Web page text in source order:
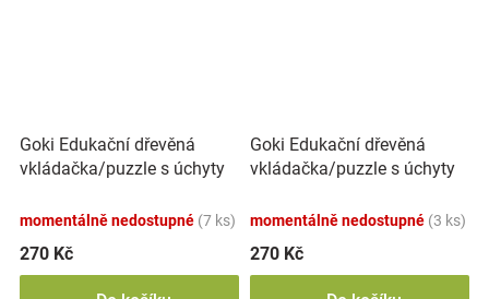
Goki Edukační dřevěná
vkládačka/puzzle s úchyty
momentálně nedostupné (7 ks)
270 Kč
Goki Edukační dřevěná
vkládačka/puzzle s úchyty
momentálně nedostupné (3 ks)
270 Kč